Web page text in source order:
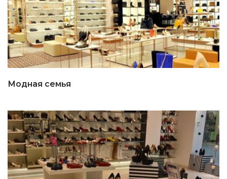
Модная семья